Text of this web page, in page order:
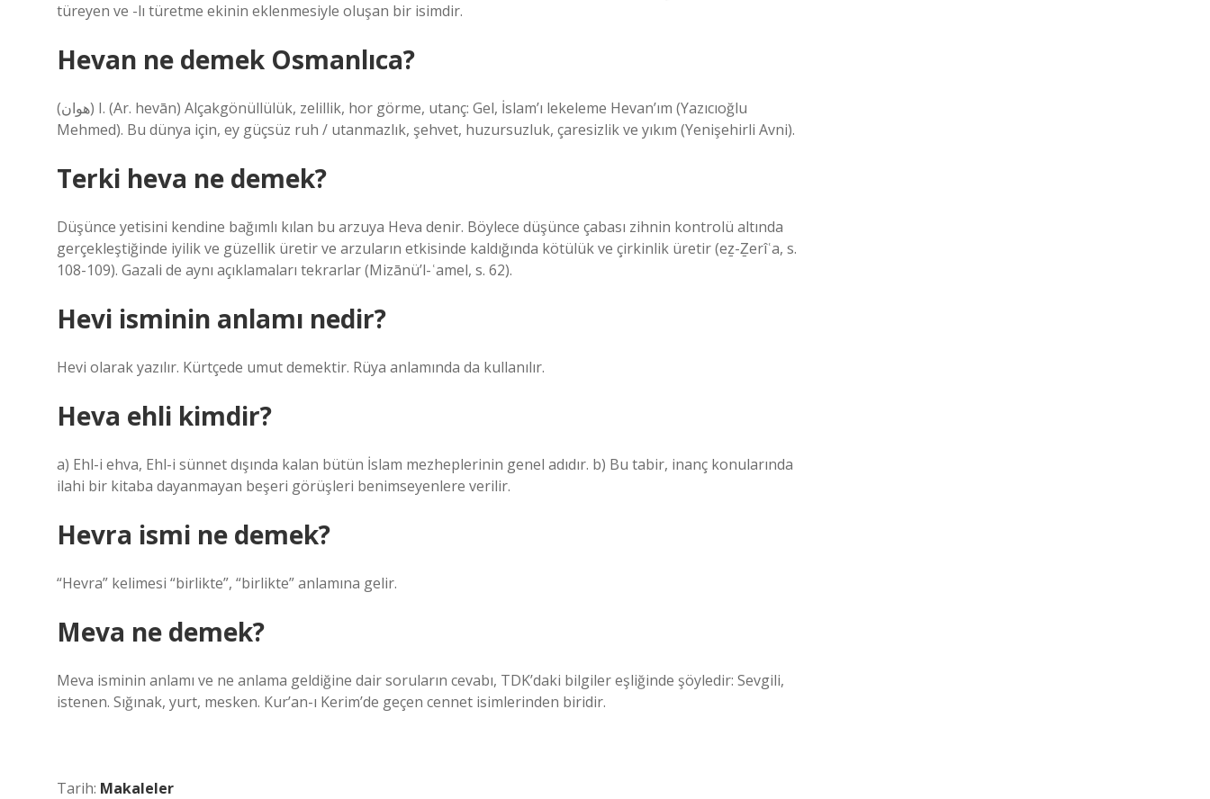
türeyen ve -lı türetme ekinin eklenmesiyle oluşan bir isimdir.
Hevan ne demek Osmanlıca?
(ﻫﻮﺍﻥ) I. (Ar. hevān) Alçakgönüllülük, zelillik, hor görme, utanç: Gel, İslam’ı lekeleme Hevan’ım (Yazıcıoğlu
Mehmed). Bu dünya için, ey güçsüz ruh / utanmazlık, şehvet, huzursuzluk, çaresizlik ve yıkım (Yenişehirli Avni).
Terki heva ne demek?
Düşünce yetisini kendine bağımlı kılan bu arzuya Heva denir. Böylece düşünce çabası zihnin kontrolü altında
gerçekleştiğinde iyilik ve güzellik üretir ve arzuların etkisinde kaldığında kötülük ve çirkinlik üretir (eẕ-Ẕerîʿa, s.
108-109). Gazali de aynı açıklamaları tekrarlar (Mizānü’l-ʿamel, s. 62).
Hevi isminin anlamı nedir?
Hevi olarak yazılır. Kürtçede umut demektir. Rüya anlamında da kullanılır.
Heva ehli kimdir?
a) Ehl-i ehva, Ehl-i sünnet dışında kalan bütün İslam mezheplerinin genel adıdır. b) Bu tabir, inanç konularında
ilahi bir kitaba dayanmayan beşeri görüşleri benimseyenlere verilir.
Hevra ismi ne demek?
“Hevra” kelimesi “birlikte”, “birlikte” anlamına gelir.
Meva ne demek?
Meva isminin anlamı ve ne anlama geldiğine dair soruların cevabı, TDK’daki bilgiler eşliğinde şöyledir: Sevgili,
istenen. Sığınak, yurt, mesken. Kur’an-ı Kerim’de geçen cennet isimlerinden biridir.
Tarih: Makaleler